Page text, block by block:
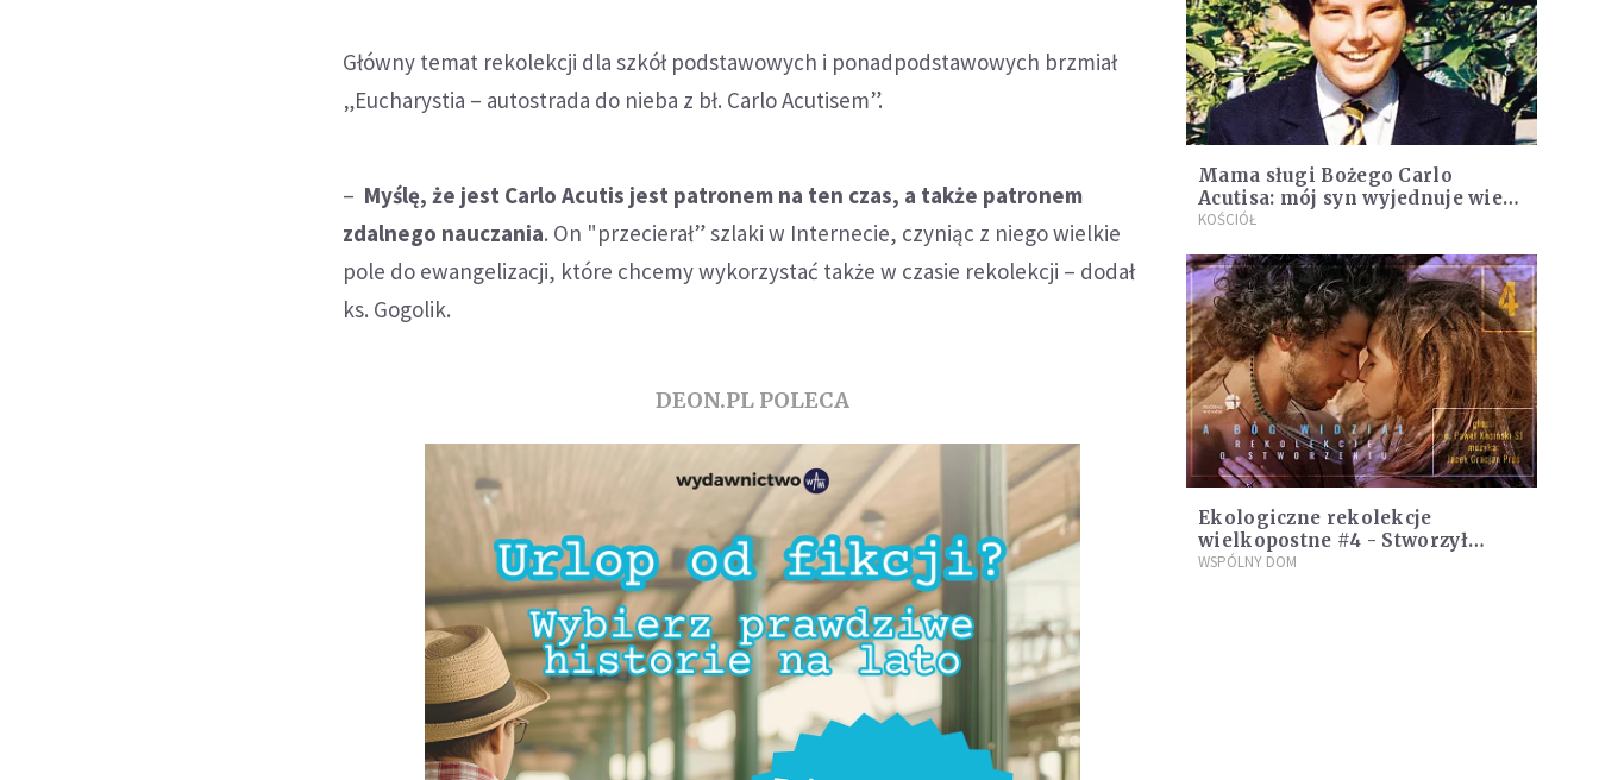
Główny temat rekolekcji dla szkół podstawowych i ponadpodstawowych brzmiał
„Eucharystia – autostrada do nieba z bł. Carlo Acutisem”.
– Myślę, że jest Carlo Acutis jest patronem na ten czas, a także patronem
zdalnego nauczania. On "przecierał” szlaki w Internecie, czyniąc z niego wielkie
pole do ewangelizacji, które chcemy wykorzystać także w czasie rekolekcji – dodał
ks. Gogolik.
DEON.PL POLECA
Mama sługi Bożego Carlo
Acutisa: mój syn wyjednuje wiele
łask
KOŚCIÓŁ
Ekologiczne rekolekcje
wielkopostne #4 - Stworzył
mężczyznę i niewiastę
WSPÓLNY DOM